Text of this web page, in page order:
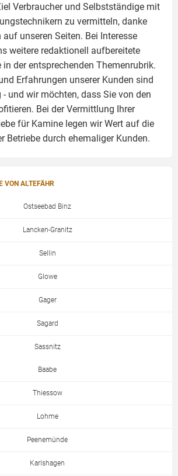
Verbraucher und Selbstständige mit
zu vermitteln, danke
unseren Seiten. Bei Interesse
weitere redaktionell aufbereitete
in der entsprechenden Themenrubrik.
Erfahrungen unserer Kunden sind
und wir möchten, dass Sie von den
Bei der Vermittlung Ihrer
für Kamine legen wir Wert auf die
Betriebe durch ehemaliger Kunden.
VON ALTEFÄHR
Ostseebad Binz
Lancken-Granitz
Sellin
Glowe
Gager
Sagard
Sassnitz
Baabe
Thiessow
Lohme
Peenemünde
Karlshagen